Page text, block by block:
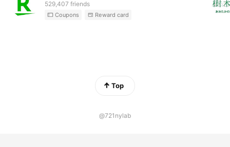
529,407 friends
Coupons Reward card
Top
@721nylab